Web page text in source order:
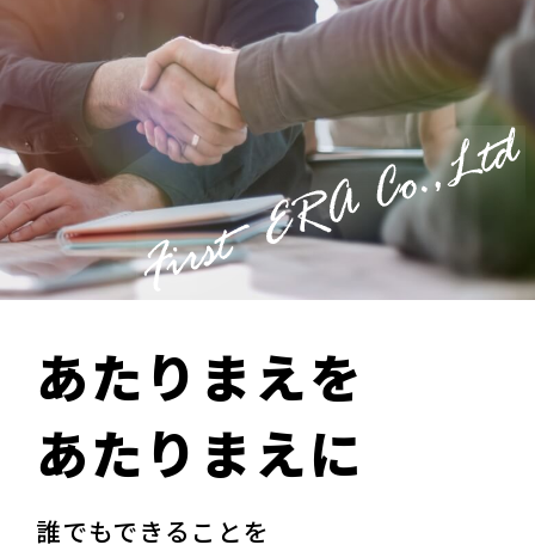
あたりまえを
あたりまえに
誰でもできることを